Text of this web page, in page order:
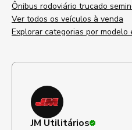
Ônibus rodoviário trucado
Ver todos os veículos à venda
Explorar categorias por modelo
JM Utilitários